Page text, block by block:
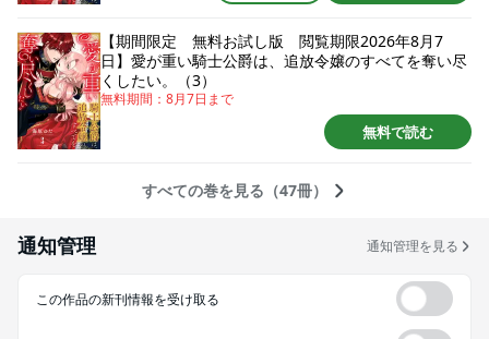
【期間限定 無料お試し版 閲覧期限2026年8月7
日】愛が重い騎士公爵は、追放令嬢のすべてを奪い尽
くしたい。（3）
無料期間： 8月7日 まで
無料で読む
すべての巻を見る（47冊）
通知管理 通知管理を見る
この作品の新刊情報を受け取る